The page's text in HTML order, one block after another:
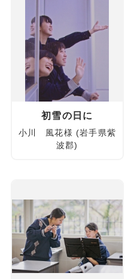
初雪の日に
小川 風花様 (岩手県紫
波郡)